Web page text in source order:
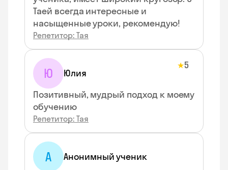
Таей всегда интересные и
насыщенные уроки, рекомендую!
Репетитор: Тая
Ю Юлия
★5
Позитивный, мудрый подход к моему
обучению
Репетитор: Тая
А
Анонимный ученик